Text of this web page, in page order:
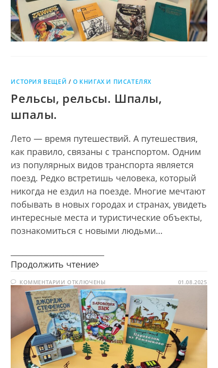
ИСТОРИЯ ВЕЩЕЙ /О КНИГАХ И ПИСАТЕЛЯХ
Рельсы, рельсы. Шпалы,
шпалы.
Лето — время путешествий. А путешествия,
как правило, связаны с транспортом. Одним
из популярных видов транспорта является
поезд. Редко встретишь человека, который
никогда не ездил на поезде. Многие мечтают
побывать в новых городах и странах, увидеть
интересные места и туристические объекты,
познакомиться с новыми людьми…
Продолжить чтение Рельсы,
Шпалы,
шпалы.
КОММЕНТАРИИ К
ЗАПИСИ
РЕЛЬСЫ,
РЕЛЬСЫ.
ШПАЛЫ,
ШПАЛЫ.
ОТКЛЮЧЕНЫ 01.08.2025